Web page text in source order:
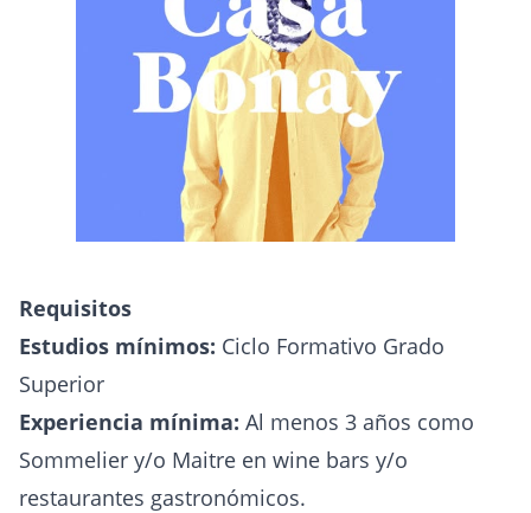
Requisitos
Estudios mínimos: Ciclo Formativo Grado
Superior
Experiencia mínima: Al menos 3 años como
Sommelier y/o Maitre en wine bars y/o
restaurantes gastronómicos.